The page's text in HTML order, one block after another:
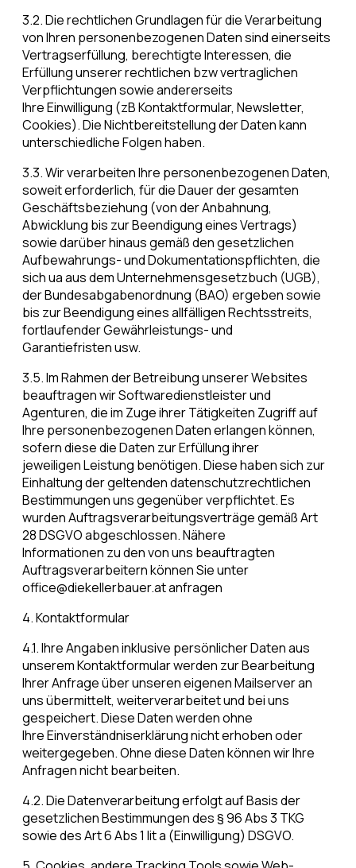
3.2. Die rechtlichen Grundlagen für die Verarbeitung
von Ihren personenbezogenen Daten sind einerseits
Vertragserfüllung, berechtigte Interessen, die
Erfüllung unserer rechtlichen bzw vertraglichen
Verpflichtungen sowie andererseits
Ihre Einwilligung (zB Kontaktformular, Newsletter,
Cookies). Die Nichtbereitstellung der Daten kann
unterschiedliche Folgen haben.
3.3. Wir verarbeiten Ihre personenbezogenen Daten,
soweit erforderlich, für die Dauer der gesamten
Geschäftsbeziehung (von der Anbahnung,
Abwicklung bis zur Beendigung eines Vertrags)
sowie darüber hinaus gemäß den gesetzlichen
Aufbewahrungs- und Dokumentationspflichten, die
sich ua aus dem Unternehmensgesetzbuch (UGB),
der Bundesabgabenordnung (BAO) ergeben sowie
bis zur Beendigung eines allfälligen Rechtsstreits,
fortlaufender Gewährleistungs- und
Garantiefristen usw.
3.5. Im Rahmen der Betreibung unserer Websites
beauftragen wir Softwaredienstleister und
Agenturen, die im Zuge ihrer Tätigkeiten Zugriff auf
Ihre personenbezogenen Daten erlangen können,
sofern diese die Daten zur Erfüllung ihrer
jeweiligen Leistung benötigen. Diese haben sich zur
Einhaltung der geltenden datenschutzrechtlichen
Bestimmungen uns gegenüber verpflichtet. Es
wurden Auftragsverarbeitungsverträge gemäß Art
28 DSGVO abgeschlossen. Nähere
Informationen zu den von uns beauftragten
Auftragsverarbeitern können Sie unter
office@diekellerbauer.at anfragen
4. Kontaktformular
4.1. Ihre Angaben inklusive persönlicher Daten aus
unserem Kontaktformular werden zur Bearbeitung
Ihrer Anfrage über unseren eigenen Mailserver an
uns übermittelt, weiterverarbeitet und bei uns
gespeichert. Diese Daten werden ohne
Ihre Einverständniserklärung nicht erhoben oder
weitergegeben. Ohne diese Daten können wir Ihre
Anfragen nicht bearbeiten.
4.2. Die Datenverarbeitung erfolgt auf Basis der
gesetzlichen Bestimmungen des § 96 Abs 3 TKG
sowie des Art 6 Abs 1 lit a (Einwilligung) DSGVO.